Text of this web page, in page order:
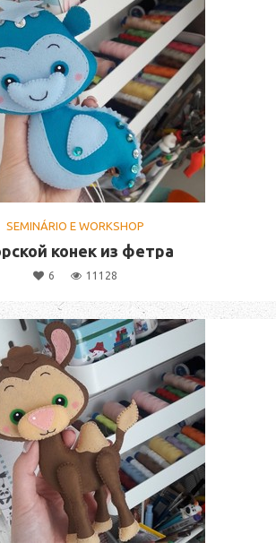
SEMINÁRIO E WORKSHOP
конек из фетра
6 11128